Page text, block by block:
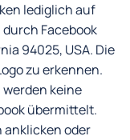
lediglich auf
Facebook
94025, USA. Die
zu erkennen.
keine
übermittelt.
anklicken oder